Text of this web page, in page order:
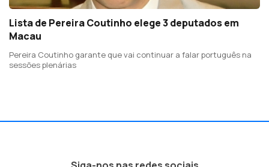
Lista de Pereira Coutinho elege 3 deputados em
Macau
Pereira Coutinho garante que vai continuar a falar português na
sessões plenárias